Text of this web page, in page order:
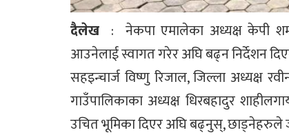
दैलेख : नेकपा एमालेका अध्यक्ष केपी
आउनेलाई स्वागत गरेर अघि बढ्न निर्देशन
सहइन्चार्ज विष्णु रिजाल, जिल्ला अध्यक्ष
गाउँपालिकाका अध्यक्ष धिरबहादुर
उचित भूमिका दिएर अघि बढ्नुस्, छाड्नेहरुले